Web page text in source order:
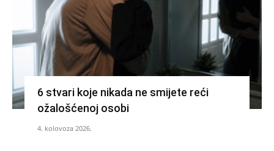
6 stvari koje nikada ne smijete reći
ožalošćenoj osobi
4. kolovoza 2026.